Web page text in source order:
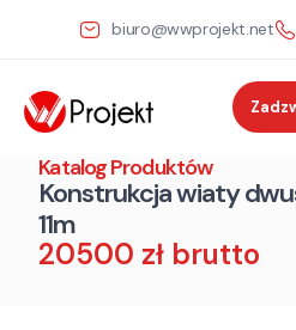
biuro@wwprojekt.net
Katalog Produktów
Konstrukcja wiaty
11m
20500 zł brutto